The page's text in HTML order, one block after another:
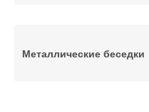
Металлические беседки